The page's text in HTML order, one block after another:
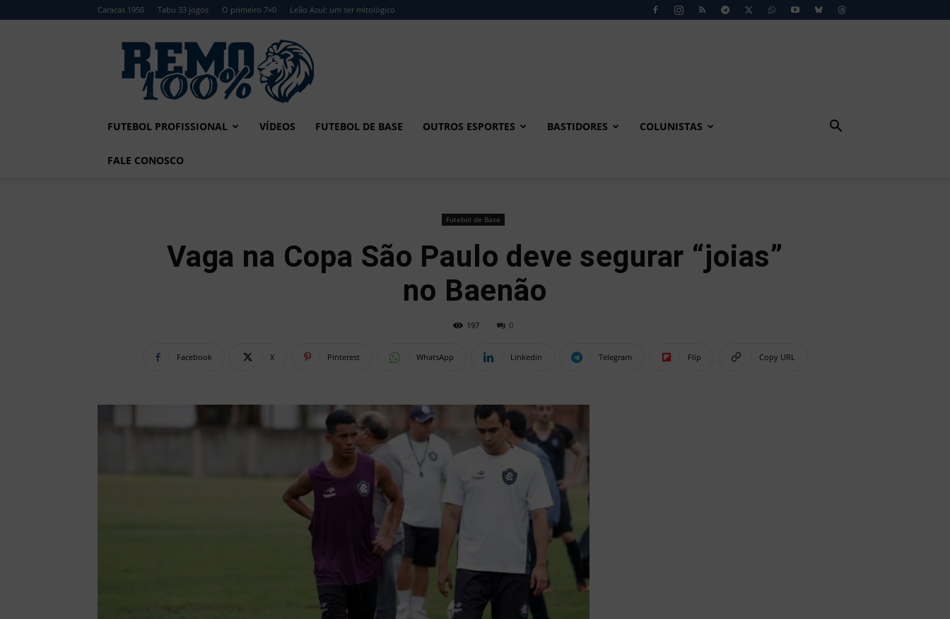
Caracas 1950 Tabu 33 jogos O primeiro 7×0 Leão Azul: um ser mitológico
Remo
FUTEBOL PROFISSIONAL VÍDEOS FUTEBOL DE BASE OUTROS ESPORTES BASTIDORES COLUNISTAS
FALE CONOSCO
Futebol de Base
Vaga na Copa São Paulo deve segurar “joias”
no Baenão
197 0
Facebook X Pinterest WhatsApp Linkedin Telegram Flip Copy URL